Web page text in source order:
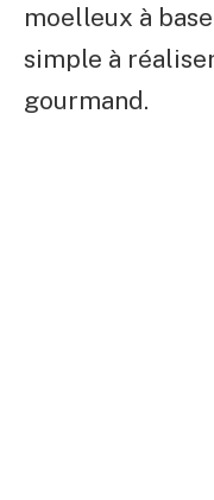
moelleux à
simple à
gourmand.